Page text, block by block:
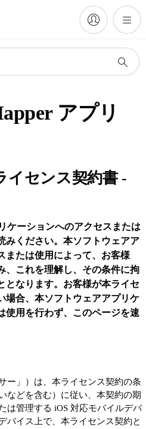
アプリ
イセンス契約書 -
ケーションへのアクセスまたは
みください。本ソフトウェアア
または使用によって、お客様
、これを理解し、その条件に拘
となります。お客様が本ライセ
場合、本ソフトウェアアプリケ
使用を行わず、このページを速
ー」）は、本ライセンス契約の条
などを含む）に従い、本契約の期
は管理する iOS 対応モバイルデバ
バイス上で、本ライセンス契約と